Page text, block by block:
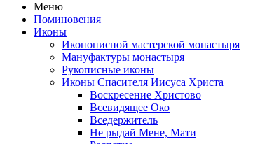
Меню
Поминовения
Иконы
Иконописной мастерской монастыря
Мануфактуры монастыря
Рукописные иконы
Иконы Спасителя Иисуса Христа
Воскресение Христово
Всевидящее Око
Вседержитель
Не рыдай Мене, Мати